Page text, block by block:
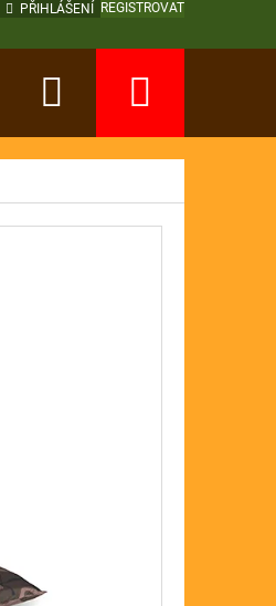
PŘIHLÁŠENÍ REGISTROVAT
Hledat